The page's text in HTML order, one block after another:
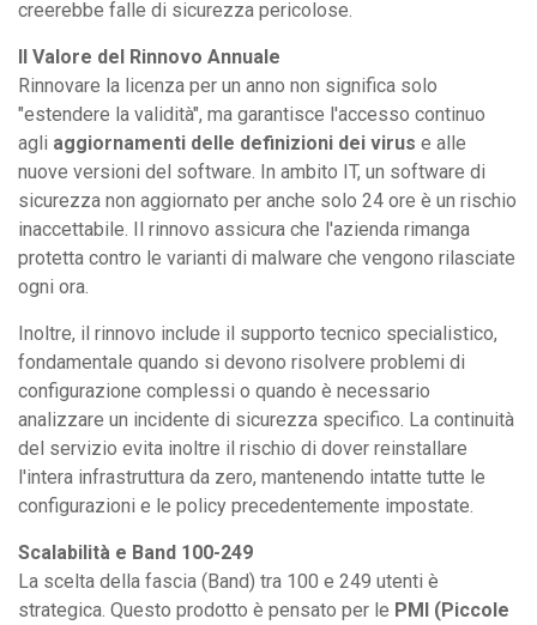
creerebbe falle di sicurezza pericolose.
Il Valore del Rinnovo Annuale
Rinnovare la licenza per un anno non significa solo
"estendere la validità", ma garantisce l'accesso continuo
agli aggiornamenti delle definizioni dei virus e alle
nuove versioni del software. In ambito IT, un software di
sicurezza non aggiornato per anche solo 24 ore è un rischio
inaccettabile. Il rinnovo assicura che l'azienda rimanga
protetta contro le varianti di malware che vengono rilasciate
ogni ora.
Inoltre, il rinnovo include il supporto tecnico specialistico,
fondamentale quando si devono risolvere problemi di
configurazione complessi o quando è necessario
analizzare un incidente di sicurezza specifico. La continuità
del servizio evita inoltre il rischio di dover reinstallare
l'intera infrastruttura da zero, mantenendo intatte tutte le
configurazioni e le policy precedentemente impostate.
Scalabilità e Band 100-249
La scelta della fascia (Band) tra 100 e 249 utenti è
strategica. Questo prodotto è pensato per le PMI (Piccole